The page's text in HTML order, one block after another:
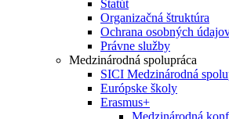
Štatút
Organizačná štruktúra
Ochrana osobných
Právne služby
Medzinárodná spolupráca
SICI Medzinárodná
Európske školy
Erasmus+
Medzinárodná